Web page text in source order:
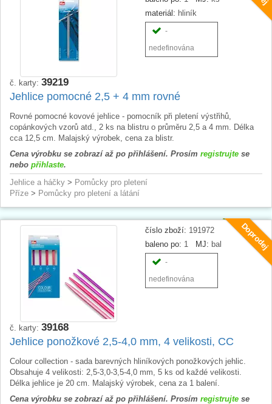
materiál: hliník
-
nedefinována
č. karty: 39219
Jehlice pomocné 2,5 + 4 mm rovné
Rovné pomocné kovové jehlice - pomocník při pletení výstřihů,
copánkových vzorů atd., 2 ks na blistru o průměru 2,5 a 4 mm. Délka
cca 12,5 cm. Malajský výrobek, cena za blistr.
Cena výrobku se zobrazí až po přihlášení. Prosím registrujte se
nebo přihlaste.
Jehlice a háčky > Pomůcky pro pletení
Příze > Pomůcky pro pletení a látání
Doprodej
číslo zboží: 191972
baleno po: 1 MJ: bal
-
nedefinována
č. karty: 39168
Jehlice ponožkové 2,5-4,0 mm, 4 velikosti, CC
Colour collection - sada barevných hliníkových ponožkových jehlic.
Obsahuje 4 velikosti: 2,5-3,0-3,5-4,0 mm, 5 ks od každé velikosti.
Délka jehlice je 20 cm. Malajský výrobek, cena za 1 balení.
Cena výrobku se zobrazí až po přihlášení. Prosím registrujte se